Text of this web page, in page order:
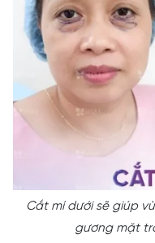
Cắt mí dưới sẽ giúp
gương mặt